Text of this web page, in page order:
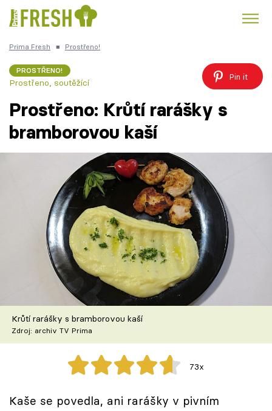
Česká kuchyně
Recepty
Články
TV Program
Škola vaření
Recepty z TV
Speciál: Cuketa
Těhotnej kuchař
Sledujte prima+
Prima Fresh ■ Prostřeno!
PROSTŘENO!
Prostřeno, soutěžící
Pin it
Prostřeno: Krůtí rarášky s
bramborovou kaší
Krůtí rarášky s bramborovou kaší
Zdroj: archiv TV Prima
73x
Kaše se povedla, ani rarášky v pivním